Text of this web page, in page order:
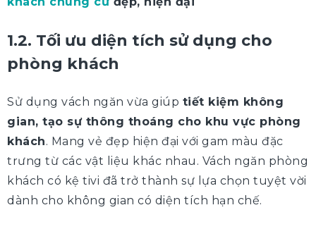
1.2. Tối ưu diện tích sử dụng cho
phòng khách
Sử dụng vách ngăn vừa giúp tiết kiệm không
gian, tạo sự thông thoáng cho khu vực phòng
khách. Mang vẻ đẹp hiện đại với gam màu đặc
trưng từ các vật liệu khác nhau. Vách ngăn phòng
khách có kệ tivi đã trở thành sự lựa chọn tuyệt vời
dành cho không gian có diện tích hạn chế.